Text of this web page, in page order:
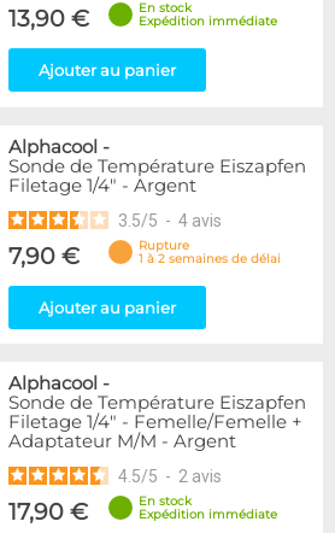
13,90 €
En stock
Expédition immédiate
Ajouter au panier
Alphacool -
Sonde de Température Eiszapfen
Filetage 1/4" - Argent
3.5/5 - 4 avis
7,90 €
Rupture
1 à 2 semaines de délai
Ajouter au panier
Alphacool -
Sonde de Température Eiszapfen
Filetage 1/4" - Femelle/Femelle +
Adaptateur M/M - Argent
4.5/5 - 2 avis
17,90 €
En stock
Expédition immédiate